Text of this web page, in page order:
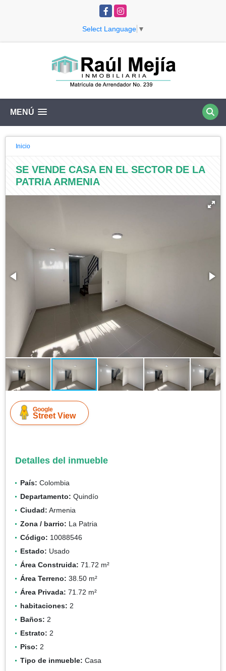
FacebookInstagram
Select Language ▼
MENÚ
Inicio
SE VENDE CASA EN EL SECTOR DE LA
PATRIA ARMENIA
Google
Street View
Detalles del inmueble
País: Colombia
Departamento: Quindío
Ciudad: Armenia
Zona / barrio: La Patria
Código: 10088546
Estado: Usado
Área Construida: 71.72 m²
Área Terreno: 38.50 m²
Área Privada: 71.72 m²
habitaciones: 2
Baños: 2
Estrato: 2
Piso: 2
Tipo de inmueble: Casa